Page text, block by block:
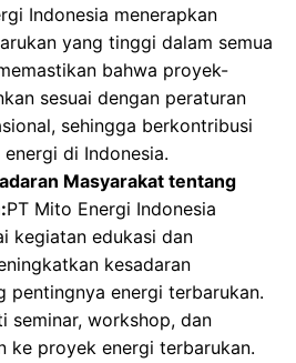
Indonesia menerapkan
yang tinggi dalam semua
bahwa proyek-
sesuai dengan peraturan
sehingga berkontribusi
di Indonesia.
Masyarakat tentang
PT Mito Energi Indonesia
kegiatan edukasi dan
kesadaran
pentingnya energi terbarukan.
seminar, workshop, dan
ke proyek energi terbarukan.